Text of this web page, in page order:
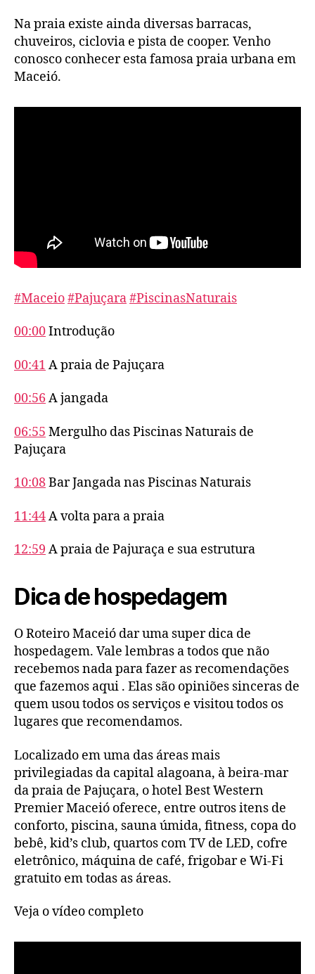
Na praia existe ainda diversas barracas,
chuveiros, ciclovia e pista de cooper. Venho
conosco conhecer esta famosa praia urbana em
Maceió.
#Maceio#Pajuçara#PiscinasNaturais
00:00Introdução
00:41 A praia de Pajuçara
00:56 A jangada
06:55 Mergulho das Piscinas Naturais de
Pajuçara
10:08Bar Jangada nas Piscinas Naturais
11:44A volta para a praia
12:59 A praia de Pajuraça e sua estrutura
Dica de hospedagem
O Roteiro Maceió dar uma super dica de
hospedagem. Vale lembras a todos que não
recebemos nada para fazer as recomendações
que fazemos aqui . Elas são opiniões sinceras de
quem usou todos os serviços e visitou todos os
lugares que recomendamos.
Localizado em uma das áreas mais
privilegiadas da capital alagoana, à beira-mar
da praia de Pajuçara, o hotel Best Western
Premier Maceió oferece, entre outros itens de
conforto, piscina, sauna úmida, fitness, copa do
bebê, kid’s club, quartos com TV de LED, cofre
eletrônico, máquina de café, frigobar e Wi-Fi
gratuito em todas as áreas.
Veja o vídeo completo